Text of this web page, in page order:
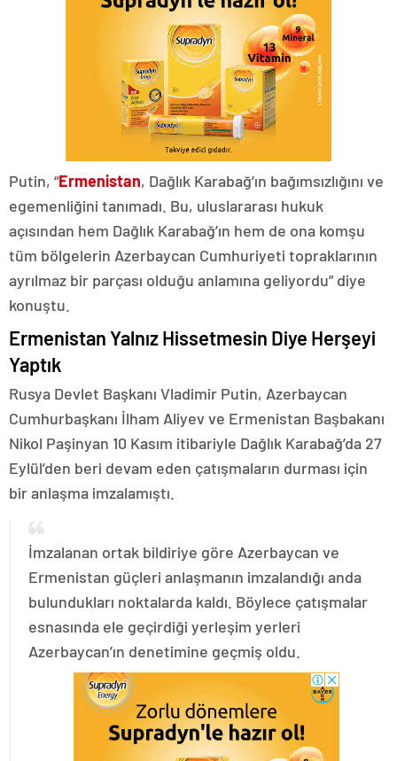
Putin, “Ermenistan, Dağlık Karabağ’ın bağımsızlığını ve
egemenliğini tanımadı. Bu, uluslararası hukuk
açısından hem Dağlık Karabağ’ın hem de ona komşu
tüm bölgelerin Azerbaycan Cumhuriyeti topraklarının
ayrılmaz bir parçası olduğu anlamına geliyordu” diye
konuştu.
Ermenistan Yalnız Hissetmesin Diye Herşeyi
Yaptık
Rusya Devlet Başkanı Vladimir Putin, Azerbaycan
Cumhurbaşkanı İlham Aliyev ve Ermenistan Başbakanı
Nikol Paşinyan 10 Kasım itibariyle Dağlık Karabağ’da 27
Eylül’den beri devam eden çatışmaların durması için
bir anlaşma imzalamıştı.
İmzalanan ortak bildiriye göre Azerbaycan ve
Ermenistan güçleri anlaşmanın imzalandığı anda
bulundukları noktalarda kaldı. Böylece çatışmalar
esnasında ele geçirdiği yerleşim yerleri
Azerbaycan’ın denetimine geçmiş oldu.